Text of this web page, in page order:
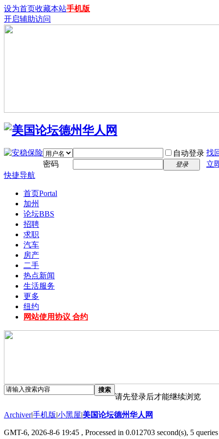
设为首页收藏本站手机版
开启辅助访问
自动登录 找
密码
登录
立
快捷导航
首页Portal
加州
论坛BBS
招聘
求职
汽车
房产
二手
热点新闻
生活服务
更多
纽约
网站使用协议 合约
搜索
请先登录后才能继续浏览
Archiver|手机版|小黑屋|美国论坛德州华人网
GMT-6, 2026-8-6 19:45 , Processed in 0.012703 second(s), 5